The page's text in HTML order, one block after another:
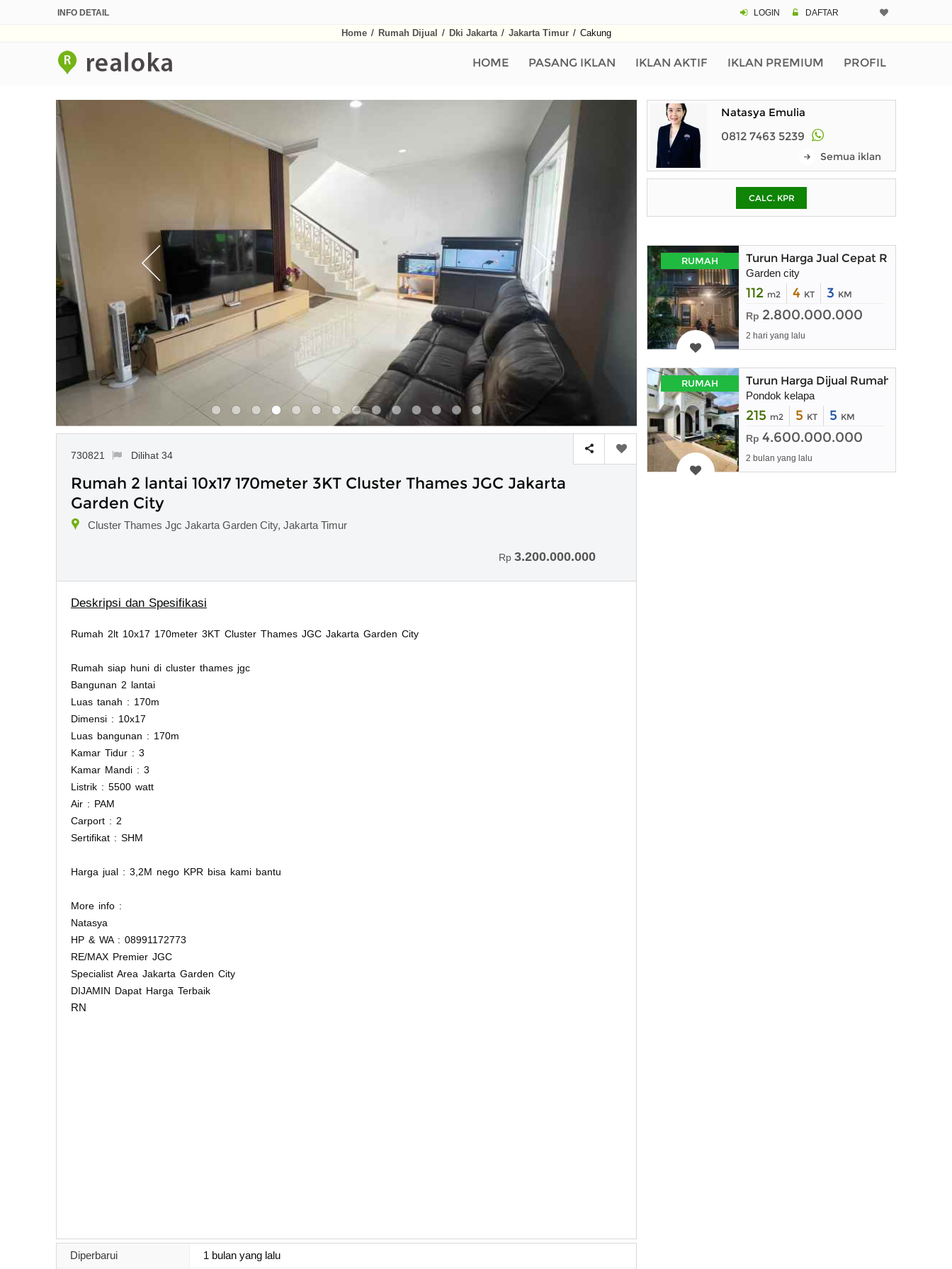
INFO DETAIL LOGIN DAFTAR
Home / Rumah Dijual / Dki Jakarta / Jakarta Timur / Cakung
HOME PASANG IKLAN IKLAN AKTIF IKLAN PREMIUM PROFIL
730821 Dilihat 34
Rumah 2 lantai 10x17 170meter 3KT Cluster Thames JGC Jakarta
Garden City
Cluster Thames Jgc Jakarta Garden City, Jakarta Timur
Rp 3.200.000.000
Deskripsi dan Spesifikasi
Rumah 2lt 10x17 170meter 3KT Cluster Thames JGC Jakarta Garden City
Rumah siap huni di cluster thames jgc
Bangunan 2 lantai
Luas tanah : 170m
Dimensi : 10x17
Luas bangunan : 170m
Kamar Tidur : 3
Kamar Mandi : 3
Listrik : 5500 watt
Air : PAM
Carport : 2
Sertifikat : SHM
Harga jual : 3,2M nego KPR bisa kami bantu
More info :
Natasya
HP & WA : 08991172773
RE/MAX Premier JGC
Specialist Area Jakarta Garden City
DIJAMIN Dapat Harga Terbaik
RN
Diperbarui 1 bulan yang lalu
Pinjaman (PIN)
pada kotak-
Natasya Emulia
0812 7463 5239
Semua iklan
CALC. KPR
RUMAH Turun Harga Jual Cepat Rumah
Garden city
112 m2 4 KT 3 KM
Rp 2.800.000.000
2 hari yang lalu
RUMAH Turun Harga Dijual Rumah Baru
Pondok kelapa
215 m2 5 KT 5 KM
Rp 4.600.000.000
2 bulan yang lalu